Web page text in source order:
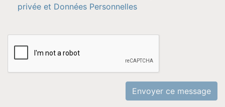
privée et Données Personnelles